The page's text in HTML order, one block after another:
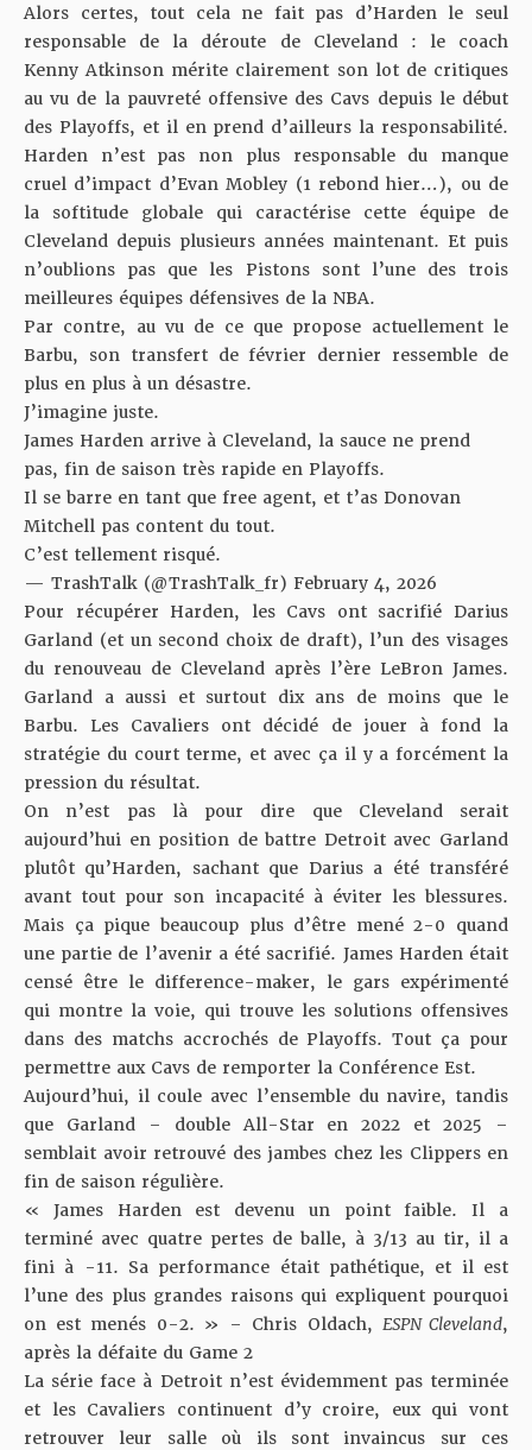
Alors certes, tout cela ne fait pas d’Harden le seul
responsable de la déroute de Cleveland : le coach
Kenny Atkinson mérite clairement son lot de critiques
au vu de la pauvreté offensive des Cavs depuis le début
des Playoffs, et il en prend d’ailleurs la responsabilité.
Harden n’est pas non plus responsable du manque
cruel d’impact d’Evan Mobley (1 rebond hier…), ou de
la softitude globale qui caractérise cette équipe de
Cleveland depuis plusieurs années maintenant. Et puis
n’oublions pas que les Pistons sont l’une des trois
meilleures équipes défensives de la NBA.
Par contre, au vu de ce que propose actuellement le
Barbu, son transfert de février dernier ressemble de
plus en plus à un désastre.
J’imagine juste.
James Harden arrive à Cleveland, la sauce ne prend
pas, fin de saison très rapide en Playoffs.
Il se barre en tant que free agent, et t’as Donovan
Mitchell pas content du tout.
C’est tellement risqué.
— TrashTalk (@TrashTalk_fr) February 4, 2026
Pour récupérer Harden, les Cavs ont sacrifié Darius
Garland (et un second choix de draft), l’un des visages
du renouveau de Cleveland après l’ère LeBron James.
Garland a aussi et surtout dix ans de moins que le
Barbu. Les Cavaliers ont décidé de jouer à fond la
stratégie du court terme, et avec ça il y a forcément la
pression du résultat.
On n’est pas là pour dire que Cleveland serait
aujourd’hui en position de battre Detroit avec Garland
plutôt qu’Harden, sachant que Darius a été transféré
avant tout pour son incapacité à éviter les blessures.
Mais ça pique beaucoup plus d’être mené 2-0 quand
une partie de l’avenir a été sacrifié. James Harden était
censé être le difference-maker, le gars expérimenté
qui montre la voie, qui trouve les solutions offensives
dans des matchs accrochés de Playoffs. Tout ça pour
permettre aux Cavs de remporter la Conférence Est.
Aujourd’hui, il coule avec l’ensemble du navire, tandis
que Garland – double All-Star en 2022 et 2025 –
semblait avoir retrouvé des jambes chez les Clippers en
fin de saison régulière.
« James Harden est devenu un point faible. Il a
terminé avec quatre pertes de balle, à 3/13 au tir, il a
fini à -11. Sa performance était pathétique, et il est
l’une des plus grandes raisons qui expliquent pourquoi
on est menés 0-2. » – Chris Oldach, ESPN Cleveland,
après la défaite du Game 2
La série face à Detroit n’est évidemment pas terminée
et les Cavaliers continuent d’y croire, eux qui vont
retrouver leur salle où ils sont invaincus sur ces